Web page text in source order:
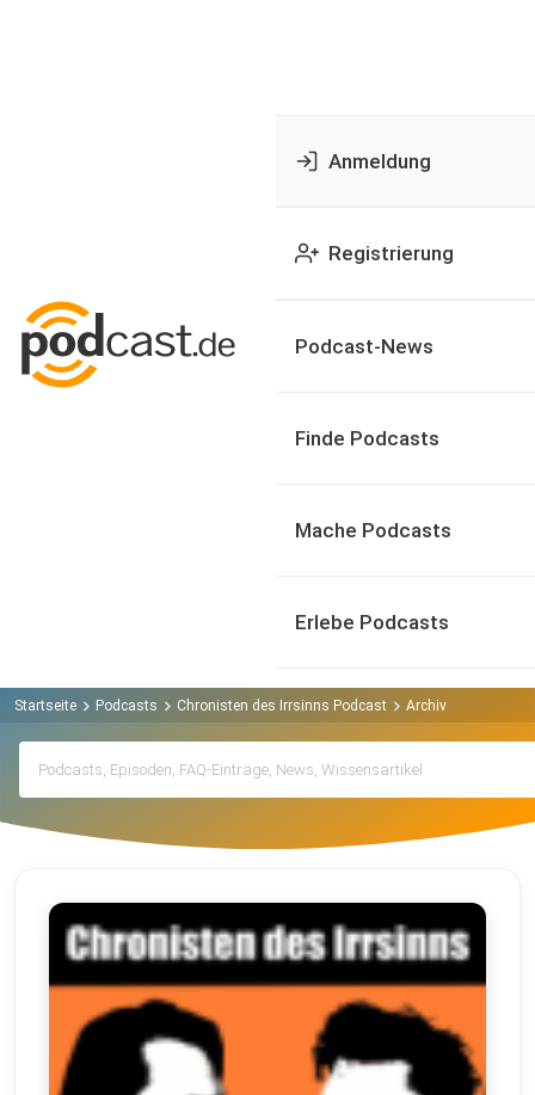
Anmeldung
Registrierung
Podcast-News
Finde Podcasts
Mache Podcasts
Erlebe Podcasts
Startseite Podcasts Chronisten des Irrsinns Podcast Archiv